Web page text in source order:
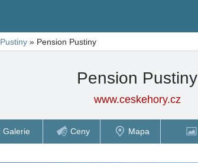
Pustiny » Pension Pustiny
Pension Pustiny
www.ceskehory.cz
Galerie Ceny Mapa